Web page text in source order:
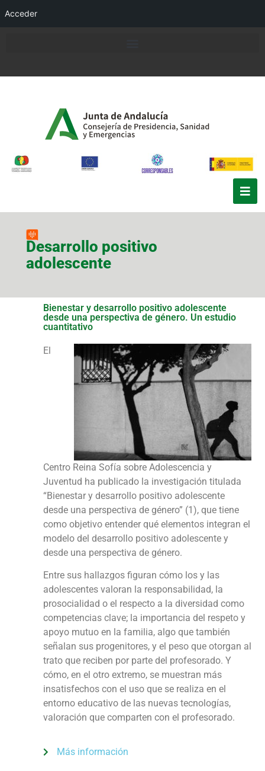
Acceder
Desarrollo positivo
adolescente
Bienestar y desarrollo positivo adolescente
desde una perspectiva de género. Un estudio
cuantitativo
El
Centro Reina Sofía sobre Adolescencia y
Juventud ha publicado la investigación titulada
“Bienestar y desarrollo positivo adolescente
desde una perspectiva de género” (1), que tiene
como objetivo entender qué elementos integran el
modelo del desarrollo positivo adolescente y
desde una perspectiva de género.
Entre sus hallazgos figuran cómo los y las
adolescentes valoran la responsabilidad, la
prosocialidad o el respecto a la diversidad como
competencias clave; la importancia del respeto y
apoyo mutuo en la familia, algo que también
señalan sus progenitores, y el peso que otorgan al
trato que reciben por parte del profesorado. Y
cómo, en el otro extremo, se muestran más
insatisfechos con el uso que se realiza en el
entorno educativo de las nuevas tecnologías,
valoración que comparten con el profesorado.
Más información